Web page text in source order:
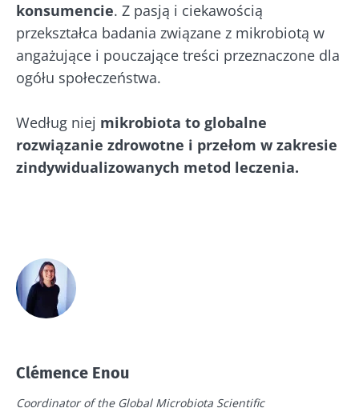
konsumencie. Z pasją i ciekawością
przekształca badania związane z mikrobiotą w
angażujące i pouczające treści przeznaczone dla
ogółu społeczeństwa.
Według niej mikrobiota to globalne
rozwiązanie zdrowotne i przełom w zakresie
zindywidualizowanych metod leczenia.
Clémence Enou
Coordinator of the Global Microbiota Scientific